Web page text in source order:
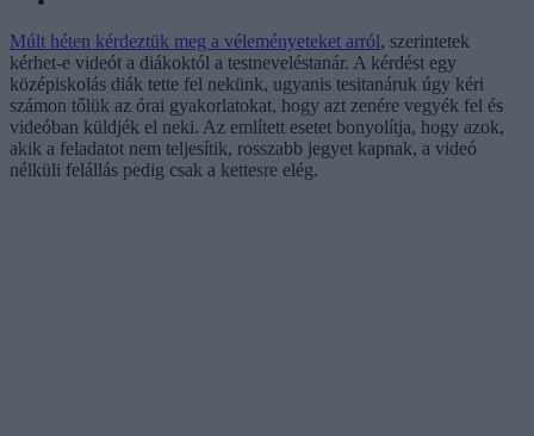
Múlt héten kérdeztük meg a véleményeteket arról, szerintetek
kérhet-e videót a diákoktól a testneveléstanár. A kérdést egy
középiskolás diák tette fel nekünk, ugyanis tesitanáruk úgy kéri
számon tőlük az órai gyakorlatokat, hogy azt zenére vegyék fel és
videóban küldjék el neki. Az említett esetet bonyolítja, hogy azok,
akik a feladatot nem teljesítik, rosszabb jegyet kapnak, a videó
nélküli felállás pedig csak a kettesre elég.